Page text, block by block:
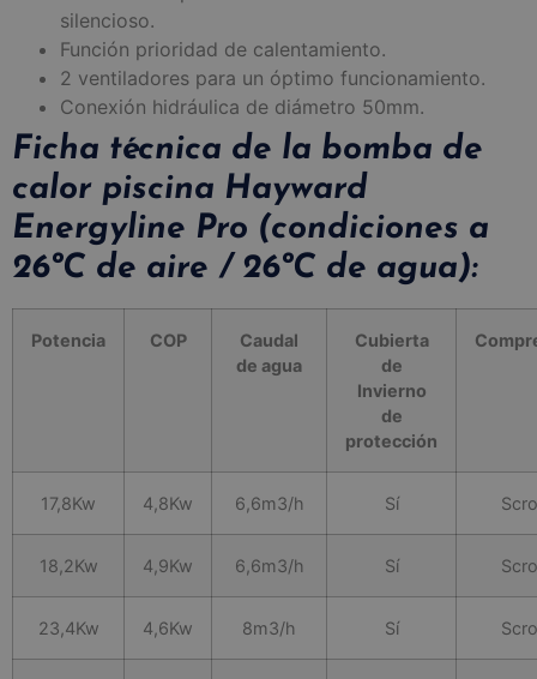
silencioso.
Función prioridad de calentamiento.
2 ventiladores para un óptimo funcionamiento.
Conexión hidráulica de diámetro 50mm.
Ficha técnica de la bomba de
calor piscina Hayward
Energyline Pro (condiciones a
26ºC de aire / 26ºC de agua):
Potencia COP
Caudal
de agua
Cubierta
de
Invierno
de
protección
17,8Kw 4,8Kw 6,6m3/h Sí
18,2Kw 4,9Kw 6,6m3/h Sí
23,4Kw 4,6Kw 8m3/h Sí